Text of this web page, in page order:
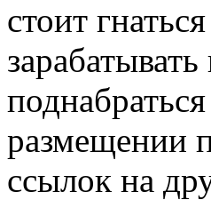
стоит
размещении
ссылок на